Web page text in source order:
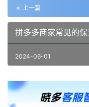
上一篇
拼多多商家常见的
2024-06-01